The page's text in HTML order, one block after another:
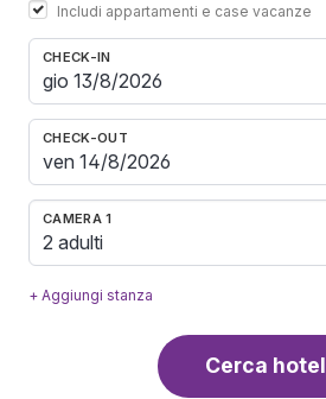
Includi appartamenti e case vacanze
CHECK-IN
CHECK-OUT
CAMERA 1
2 adulti
+ Aggiungi stanza
Cerca hotel